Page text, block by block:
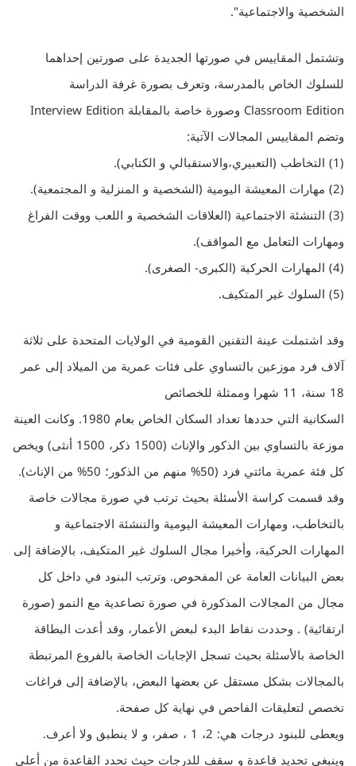
الشخصية والاجتماعية".
وتشتمل المقاييس في صورتها الجديدة على صورتين إحداهما
للسلوك الخاص بالمدرسة، وتعرف بصورة غرفة الدراسة
Classroom Edition وصورة خاصة بالمقابلة Interview Edition
وتضم المقاييس المجالات الآتية:
(1) التخاطب (التعبيري،والاستقبالي و الكتابي).
(2) مهارات المعيشة اليومية (الشخصية و المنزلية و المجتمعية).
(3) التنشئة الاجتماعية (العلاقات الشخصية و اللعب ووقت الفراغ
ومهارات التعامل مع المواقف).
(4) المهارات الحركية (الكبرى- الصغرى).
(5) السلوك غير المتكيف.
وقد اشتملت عينة التقنين القومية في الولايات المتحدة على ثلاثة
آلاف فرد موزعين بالتساوي على فئات عمرية من الميلاد إلى عمر
18 سنة، 11 شهرا وممثلة للخصائص
السكانية التي حددها تعداد السكان الخاص بعام 1980. وكانت العينة
موزعة بالتساوي بين الذكور والإناث (1500 ذكر، 1500 أنثى) ويخص
كل فئة عمرية مائتي فرد (50% منهم من الذكور؛ 50% من الإناث).
وقد قسمت كراسة الأسئلة بحيث ترتب في صورة مجالات خاصة
بالتخاطب، ومهارات المعيشة اليومية والتنشئة الاجتماعية و
المهارات الحركية، وأخيرا مجال السلوك غير المتكيف، بالإضافة إلى
بعض البيانات العامة عن المفحوص. وترتب البنود في داخل كل
مجال من المجالات المذكورة في صورة تصاعدية مع النمو (صورة
ارتقائية) . وحددت نقاط البدء لبعض الأعمار، وقد أعدت البطاقة
الخاصة بالأسئلة بحيث تسجل الإجابات الخاصة بالفروع المرتبطة
بالمجالات بشكل مستقل عن بعضها البعض، بالإضافة إلى فراغات
تخصص لتعليقات الفاحص في نهاية كل صفحة.
ويعطى للبنود درجات هي: 2، 1 ، صفر، و لا ينطبق ولا أعرف.
وينبغي تحديد قاعدة و سقف للدرجات حيث تحدد القاعدة من أعلى